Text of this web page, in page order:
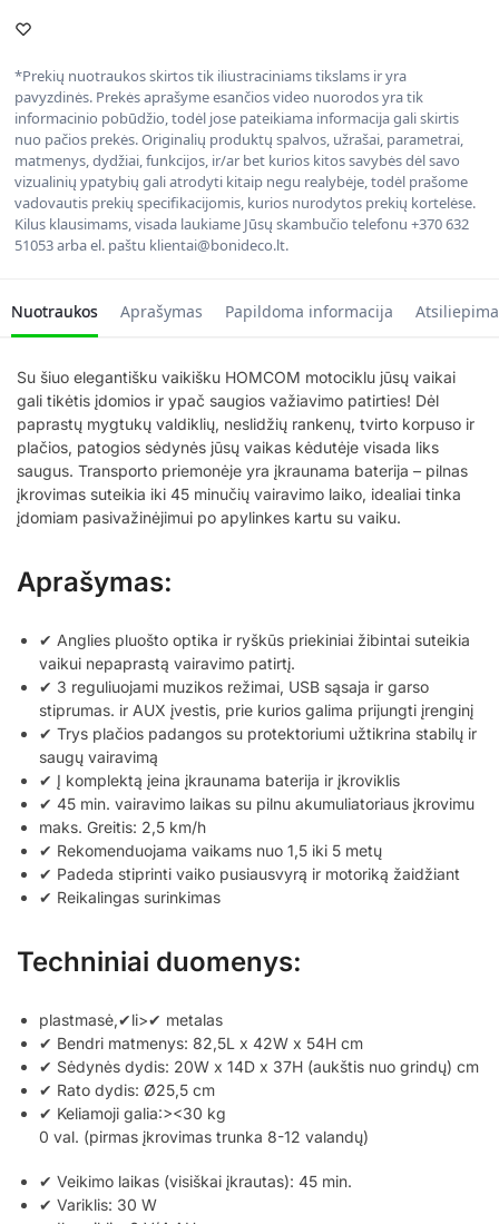
*Prekių nuotraukos skirtos tik iliustraciniams tikslams ir yra
pavyzdinės. Prekės aprašyme esančios video nuorodos yra tik
informacinio pobūdžio, todėl jose pateikiama informacija gali skirtis
nuo pačios prekės. Originalių produktų spalvos, užrašai, parametrai,
matmenys, dydžiai, funkcijos, ir/ar bet kurios kitos savybės dėl savo
vizualinių ypatybių gali atrodyti kitaip negu realybėje, todėl prašome
vadovautis prekių specifikacijomis, kurios nurodytos prekių kortelėse.
Kilus klausimams, visada laukiame Jūsų skambučio telefonu +370 632
51053 arba el. paštu klientai@bonideco.lt.
Nuotraukos Aprašymas Papildoma informacija
Su šiuo elegantišku vaikišku HOMCOM motociklu jūsų vaikai
gali tikėtis įdomios ir ypač saugios važiavimo patirties! Dėl
paprastų mygtukų valdiklių, neslidžių rankenų, tvirto korpuso ir
plačios, patogios sėdynės jūsų vaikas kėdutėje visada liks
saugus. Transporto priemonėje yra įkraunama baterija – pilnas
įkrovimas suteikia iki 45 minučių vairavimo laiko, idealiai tinka
įdomiam pasivažinėjimui po apylinkes kartu su vaiku.
Aprašymas:
✔ Anglies pluošto optika ir ryškūs priekiniai žibintai suteikia
vaikui nepaprastą vairavimo patirtį.
✔ 3 reguliuojami muzikos režimai, USB sąsaja ir garso
stiprumas. ir AUX įvestis, prie kurios galima prijungti įrenginį
✔ Trys plačios padangos su protektoriumi užtikrina stabilų ir
saugų vairavimą
✔ Į komplektą įeina įkraunama baterija ir įkroviklis
✔ 45 min. vairavimo laikas su pilnu akumuliatoriaus įkrovimu
maks. Greitis: 2,5 km/h
✔ Rekomenduojama vaikams nuo 1,5 iki 5 metų
✔ Padeda stiprinti vaiko pusiausvyrą ir motoriką žaidžiant
✔ Reikalingas surinkimas
Techniniai duomenys:
plastmasė,✔li>✔ metalas
✔ Bendri matmenys: 82,5L x 42W x 54H cm
✔ Sėdynės dydis: 20W x 14D x 37H (aukštis nuo grindų) cm
✔ Rato dydis: Ø25,5 cm
✔ Keliamoji galia:><30 kg
0 val. (pirmas įkrovimas trunka 8-12 valandų)
✔ Veikimo laikas (visiškai įkrautas): 45 min.
✔ Variklis: 30 W